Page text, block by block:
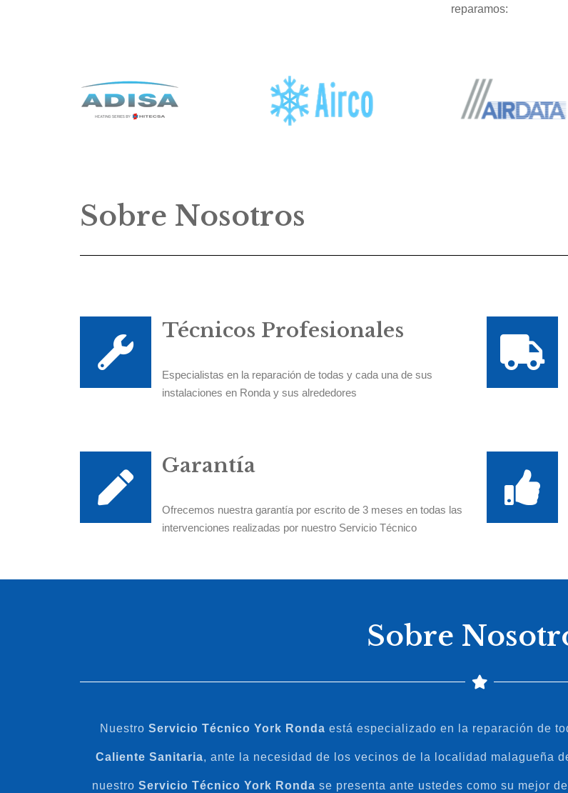
reparamos:
Sobre Nosotros
Técnicos Profesionales
Especialistas en la reparación de todas y cada una de sus
instalaciones en Ronda y sus alrededores
Garantía
Ofrecemos nuestra garantía por escrito de 3 meses en todas las
intervenciones realizadas por nuestro Servicio Técnico
Sobre
Nuestro Servicio Técnico York Ronda está especializado en la reparación de
Caliente Sanitaria, ante la necesidad de los vecinos de la localidad malagueña
nuestro Servicio Técnico York Ronda se presenta ante ustedes como su mejor